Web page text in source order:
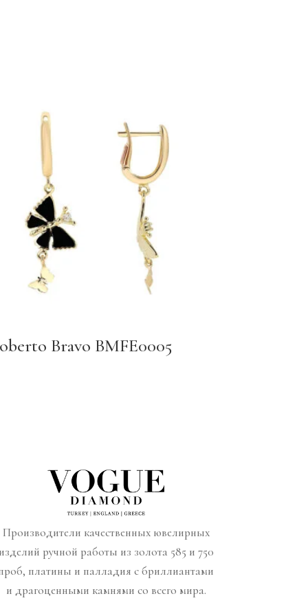
Bravo BMFE0005
Производители качественных ювелирных
изделий ручной работы из золота 585 и 750
платины и палладия с бриллиантами
и драгоценными камнями со всего мира.